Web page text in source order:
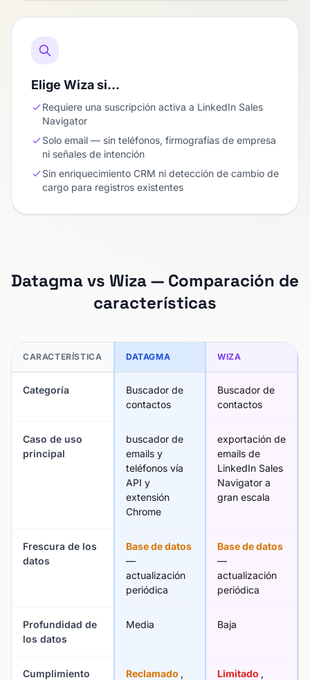
Elige Wiza si…
Requiere una suscripción activa a LinkedIn Sales
Navigator
Solo email — sin teléfonos, firmografías de empresa
ni señales de intención
Sin enriquecimiento CRM ni detección de cambio de
cargo para registros existentes
Datagma vs Wiza — Comparación de
características
CARACTERÍSTICA DATAGMA WIZA
Categoría
Buscador de
contactos
Buscador de
contactos
Caso de uso
principal
buscador de
emails y
teléfonos vía
API y
extensión
Chrome
exportación de
emails de
LinkedIn Sales
Navigator a
gran escala
Frescura de los
datos
Base de datos
—
actualización
periódica
Base de datos
—
actualización
periódica
Profundidad de
los datos
Media Baja
Cumplimiento
Reclamado ,
Limitado ,